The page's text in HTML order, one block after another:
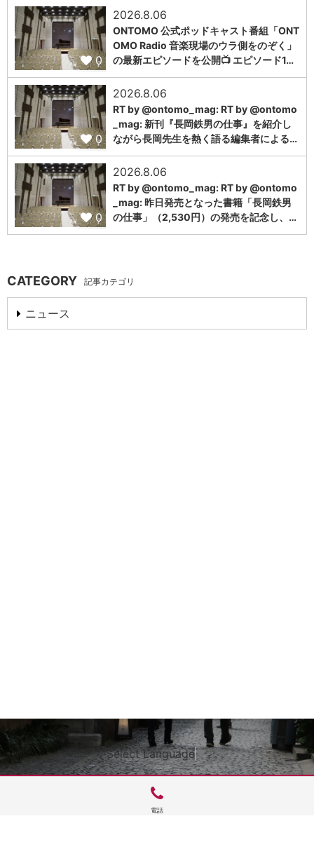
0
2026.8.06
ONTOMO 公式ポッドキャスト番組「ONT
OMO Radio 音楽現場のウラ側をのぞく」
の最新エピソードを公開📺 エピソード1…
0
2026.8.06
RT by @ontomo_mag: RT by @ontomo
_mag: 新刊『長岡鉄男の仕事』を紹介し
ながら長岡先生を熱く語る編集者による…
0
2026.8.06
RT by @ontomo_mag: RT by @ontomo
_mag: 昨日発売となった書籍「長岡鉄男
の仕事」（2,530円）の発売を記念し、…
CATEGORY 記事カテゴリ
ニュース
Select Language▼
電話